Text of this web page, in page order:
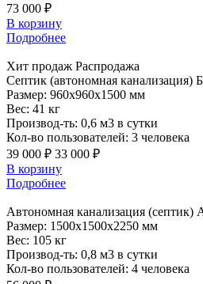
73 000 ₽
В корзину
Подробнее
Хит продаж Распродажа
Септик (автономная канализация)
Размер: 960x960x1500 мм
Вес: 41 кг
Производ-ть: 0,6 м3 в сутки
Кол-во пользователей: 3 человека
39 000 ₽ 33 000 ₽
В корзину
Подробнее
Автономная канализация (септик)
Размер: 1500x1500x2250 мм
Вес: 105 кг
Производ-ть: 0,8 м3 в сутки
Кол-во пользователей: 4 человека